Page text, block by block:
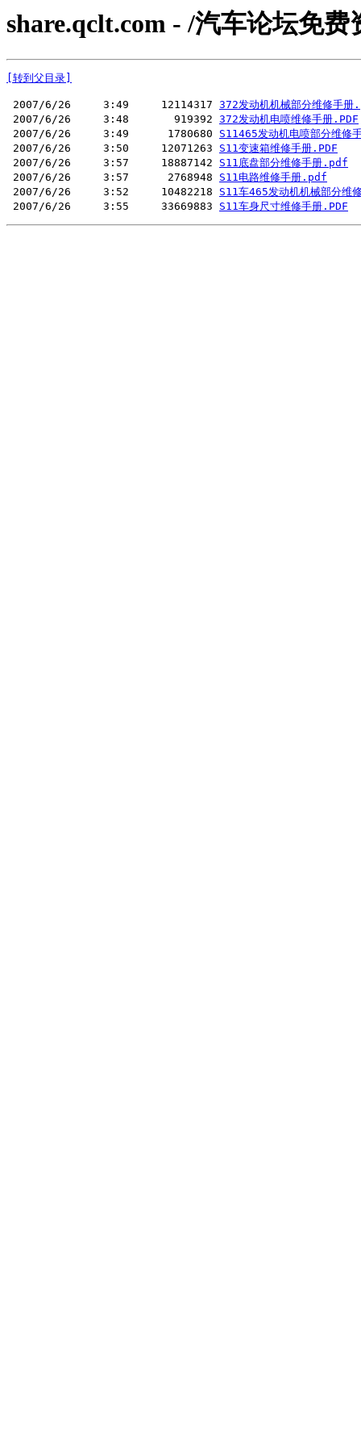
share.qclt.com - /汽车论坛免
[转到父目录]
2007/6/26     3:49     12114317 372发动机机械部分维修手
2007/6/26     3:48       919392 372发动机电喷维修手册.PDF
2007/6/26     3:49      1780680 S11465发动机电喷部分维修
2007/6/26     3:50     12071263 S11变速箱维修手册.PDF
2007/6/26     3:57     18887142 S11底盘部分维修手册.pdf
2007/6/26     3:57      2768948 S11电路维修手册.pdf
2007/6/26     3:52     10482218 S11车465发动机机械部分维
2007/6/26     3:55     33669883 S11车身尺寸维修手册.PDF